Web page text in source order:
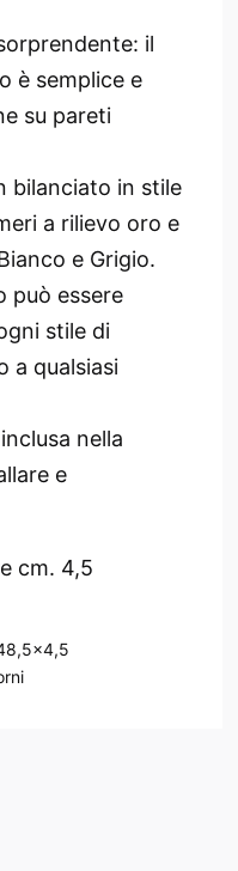
il
è semplice e
su pareti
bilanciato in stile
a rilievo oro e
e Grigio.
può essere
stile di
a qualsiasi
nella
e
cm. 4,5